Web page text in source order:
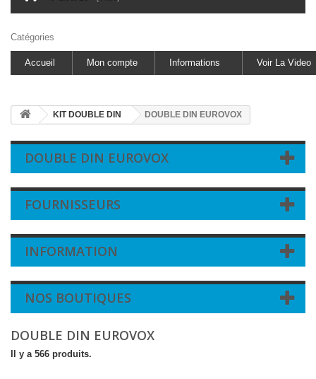
Catégories
Accueil Mon compte Informations Voir La Video
KIT DOUBLE DIN DOUBLE DIN EUROVOX
DOUBLE DIN EUROVOX
FOURNISSEURS
INFORMATION
NOS BOUTIQUES
DOUBLE DIN EUROVOX
Il y a 566 produits.